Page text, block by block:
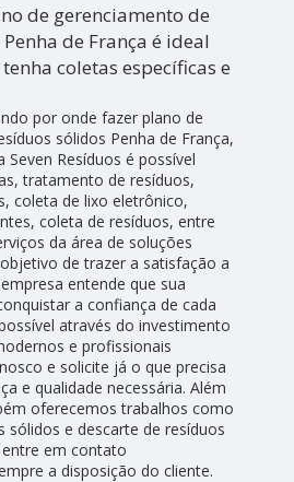
de gerenciamento de
de França é ideal
coletas específicas e
por onde fazer plano de
sólidos Penha de França,
Seven Resíduos é possível
tratamento de resíduos,
coleta de lixo eletrônico,
coleta de resíduos, entre
da área de soluções
de trazer a satisfação a
entende que sua
a confiança de cada
através do investimento
e profissionais
e solicite já o que precisa
e qualidade necessária. Além
oferecemos trabalhos como
sólidos e descarte de resíduos
em contato
a disposição do cliente.